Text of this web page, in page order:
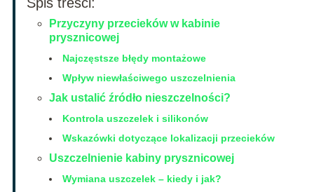
Przyczyny przecieków w kabinie
prysznicowej
Najczęstsze błędy montażowe
Wpływ niewłaściwego uszczelnienia
Jak ustalić źródło nieszczelności?
Kontrola uszczelek i silikonów
Wskazówki dotyczące lokalizacji przecieków
Uszczelnienie kabiny prysznicowej
Wymiana uszczelek – kiedy i jak?